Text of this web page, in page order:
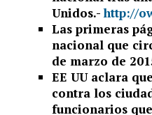
Unidos.-http://
Las primeras
nacional que
de marzo de
EE UU aclara
contra los
funcionarios